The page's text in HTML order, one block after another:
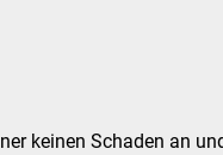
keinen Schaden an